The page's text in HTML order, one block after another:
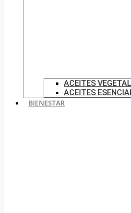
ACEITES
ACEITES
BIENESTAR